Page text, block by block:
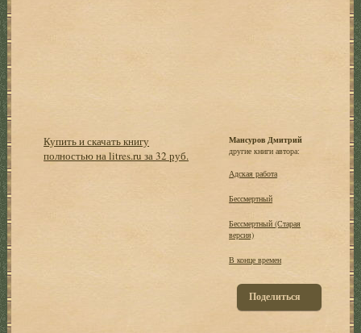
Купить и скачать книгу
полностью на litres.ru за 32 руб.
Мансуров Дмитрий
другие книги автора:
Адская работа
Бессмертный
Бессмертный (Старая
версия)
В конце времен
Поделиться